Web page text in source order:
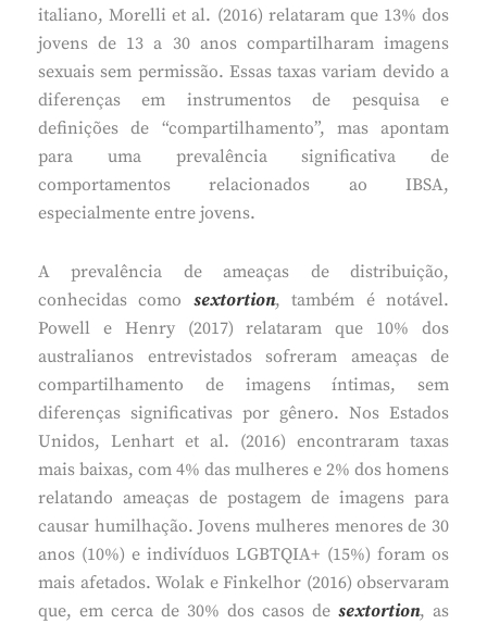
italiano, Morelli et al. (2016) relataram que 13% dos
jovens de 13 a 30 anos compartilharam imagens
sexuais sem permissão. Essas taxas variam devido a
diferenças em instrumentos de pesquisa e
definições de “compartilhamento”, mas apontam
para uma prevalência significativa de
comportamentos relacionados ao IBSA,
especialmente entre jovens.
A prevalência de ameaças de distribuição,
conhecidas como sextortion, também é notável.
Powell e Henry (2017) relataram que 10% dos
australianos entrevistados sofreram ameaças de
compartilhamento de imagens íntimas, sem
diferenças significativas por gênero. Nos Estados
Unidos, Lenhart et al. (2016) encontraram taxas
mais baixas, com 4% das mulheres e 2% dos homens
relatando ameaças de postagem de imagens para
causar humilhação. Jovens mulheres menores de 30
anos (10%) e indivíduos LGBTQIA+ (15%) foram os
mais afetados. Wolak e Finkelhor (2016) observaram
que, em cerca de 30% dos casos de sextortion, as